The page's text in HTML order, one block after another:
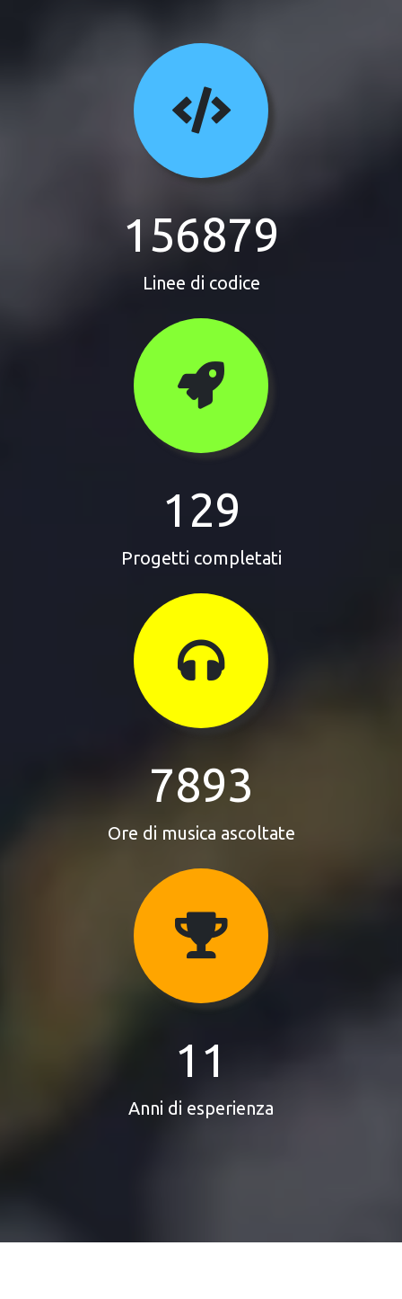
156879
Linee di codice
129
Progetti completati
7893
Ore di musica ascoltate
11
Anni di esperienza